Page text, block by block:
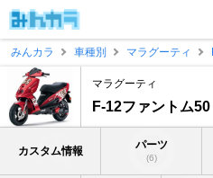
みんカラ
車種別 マラグーティ
マラグーティ
F-12ファントム50
カスタム情報 パーツ
(6)